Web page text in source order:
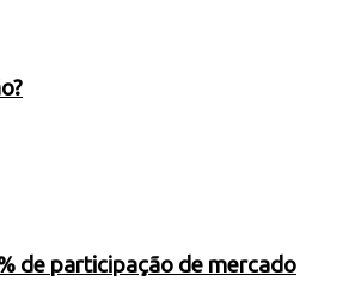
de participação de mercado